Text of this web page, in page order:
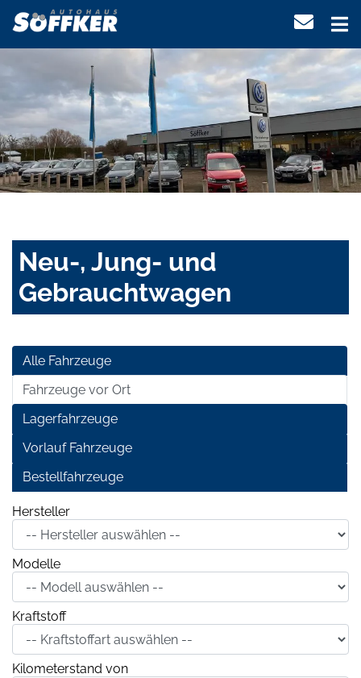
Neu-, Jung- und
Gebrauchtwagen
Alle Fahrzeuge
Fahrzeuge vor Ort
Lagerfahrzeuge
Vorlauf Fahrzeuge
Bestellfahrzeuge
Hersteller
Modelle
Kraftstoff
Kilometerstand von